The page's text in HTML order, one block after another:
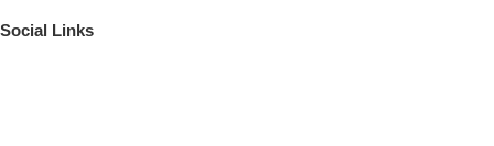
Social Links